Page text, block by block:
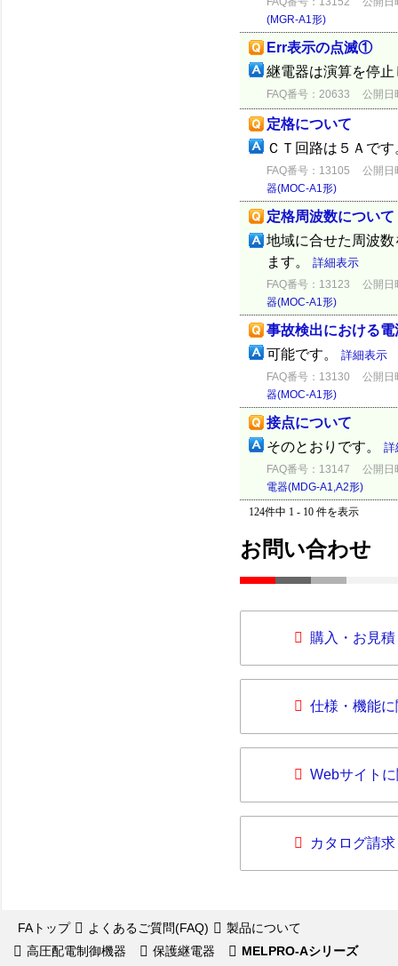
(MGR-A1形)
Err表示の点滅①
継電器は演算を停
FAQ番号：20633 公開日
定格について
ＣＴ回路は５Ａで
FAQ番号：13105
公開日
器(MOC-A1形)
定格周波数について
地域に合せた周波
ます。 詳細表示
FAQ番号：13123
公開日
器(MOC-A1形)
事故検出における
可能です。 詳細表示
FAQ番号：13130
公開日
器(MOC-A1形)
接点について
そのとおりです。 詳
FAQ番号：13147
公開日
電器(MDG-A1,A2形)
124件中 1 - 10 件を表示
お問い合わせ
購入・お見
仕様・機能
Webサイト
カタログ請求
FAトップ よくあるご質問(FAQ)
製品について
高圧配電制御機器
保護継電器 MELPRO-Aシリーズ